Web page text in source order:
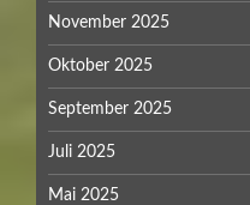
November 2025
Oktober 2025
September 2025
Juli 2025
Mai 2025